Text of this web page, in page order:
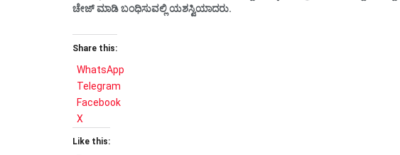
ಚೇಜ್ ಮಾಡಿ ಬಂಧಿಸುವಲ್ಲಿ ಯಶಸ್ವಿಯಾದರು.
Share this:
WhatsApp
Telegram
Facebook
X
Like this: